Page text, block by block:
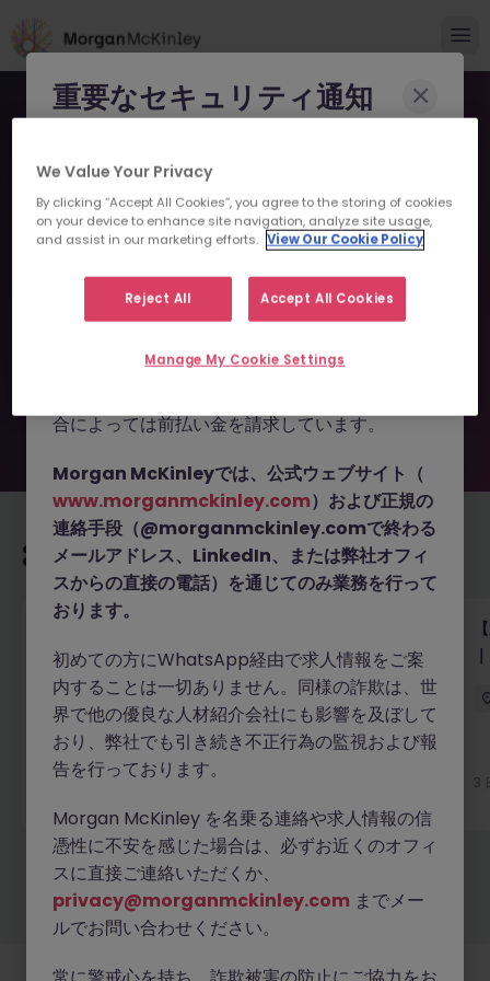
申し訳ございません。こちら
の求人の掲載は終了しまし
た。
あなたにおすすめの求人
サービス設計にも積極貢献
東京 正社員 業界水準による
3 日前 3
もっと見る
採用企業様新着求人最新トピックス当社について 法務 クッキーの設定
重要なセキュリティ通知
になりすまし、求職者を詐欺に巻き込もうとする
事例が報告されています。
morganmckinleyjob.com、
morganmckinleyhire.com）を使用し、虚偽の
で、WhatsApp などのメッセージアプリを通じ
合によっては前払い金を請求しています。
Morgan McKinleyでは、公式ウェブサイト（
www.morganmckinley.com）および正規の
連絡手段（@morganmckinley.comで終わる
メールアドレス、LinkedIn、または弊社オフィ
スからの直接の電話）を通じてのみ業務を行って
おります。
初めての方にWhatsApp経由で求人情報をご案
内することは一切ありません。同様の詐欺は、世
界で他の優良な人材紹介会社にも影響を及ぼして
おり、弊社でも引き続き不正行為の監視および報
告を行っております。
Morgan McKinley を名乗る連絡や求人情報の信
憑性に不安を感じた場合は、必ずお近くのオフィ
スに直接ご連絡いただくか、
privacy@morganmckinley.com までメー
ルでお問い合わせください。
We Value Your Privacy
By clicking “Accept All Cookies”, you agree to the storing of cookies
on your device to enhance site navigation, analyze site usage,
and assist in our marketing efforts. View Our Cookie Policy
Reject All Accept All Cookies
Manage My Cookie Settings